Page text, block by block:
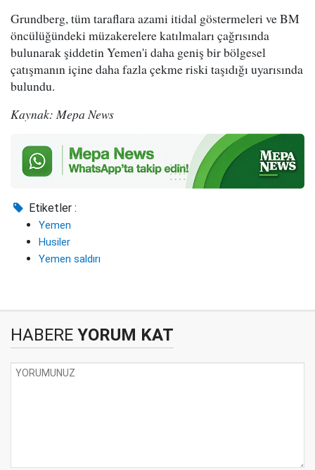
Grundberg, tüm taraflara azami itidal göstermeleri ve BM
öncülüğündeki müzakerelere katılmaları çağrısında
bulunarak şiddetin Yemen'i daha geniş bir bölgesel
çatışmanın içine daha fazla çekme riski taşıdığı uyarısında
bulundu.
Kaynak: Mepa News
Etiketler :
Yemen
Husiler
Yemen saldırı
HABERE YORUM KAT